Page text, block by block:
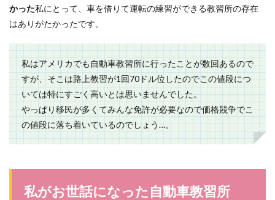
かった私にとって、車を借りて運転の練習ができる教習所の存在
はありがたかったです。
私はアメリカでも自動車教習所に行ったことが数回あるので
すが、そこは路上教習が1回70ドル位したのでこの値段につ
いては特にすごく高いとは思いませんでした。
やっぱり移民が多くてみんな免許が必要なので価格競争でこ
の値段に落ち着いているのでしょう…。
私がお世話になった自動車教習所